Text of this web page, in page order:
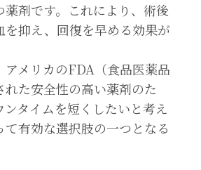
薬剤です。これにより、術後
を抑え、回復を早める効果が
アメリカのFDA（食品医薬品
れた安全性の高い薬剤のた
ンタイムを短くしたいと考え
て有効な選択肢の一つとなる